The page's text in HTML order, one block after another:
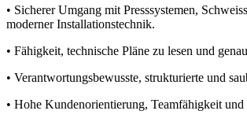
• Sicherer Umgang mit Presssystemen,
moderner Installationstechnik.
• Fähigkeit, technische Pläne zu lesen und
• Verantwortungsbewusste, strukturierte und
• Hohe Kundenorientierung, Teamfähigkeit und